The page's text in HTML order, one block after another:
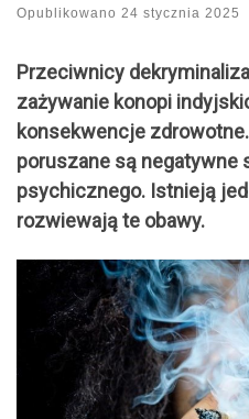
Opublikowano 24 stycznia 2025
Przeciwnicy
zażywanie konopi
konsekwencje
poruszane są negatywne
psychicznego. Istnieją
rozwiewają te obawy.